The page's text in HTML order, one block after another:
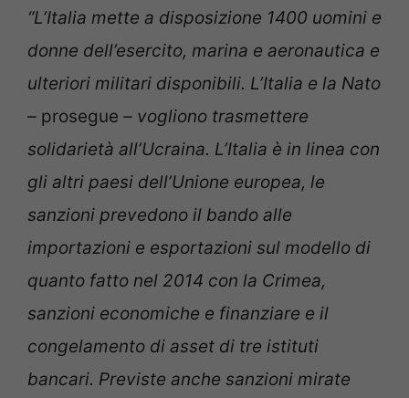
“L’Italia mette a disposizione 1400 uomini e
donne dell’esercito, marina e aeronautica e
ulteriori militari disponibili. L’Italia e la Nato
– prosegue – vogliono trasmettere
solidarietà all’Ucraina. L’Italia è in linea con
gli altri paesi dell’Unione europea, le
sanzioni prevedono il bando alle
importazioni e esportazioni sul modello di
quanto fatto nel 2014 con la Crimea,
sanzioni economiche e finanziare e il
congelamento di asset di tre istituti
bancari. Previste anche sanzioni mirate